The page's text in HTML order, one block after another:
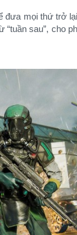
đưa mọi thứ trở
“tuần sau”, cho